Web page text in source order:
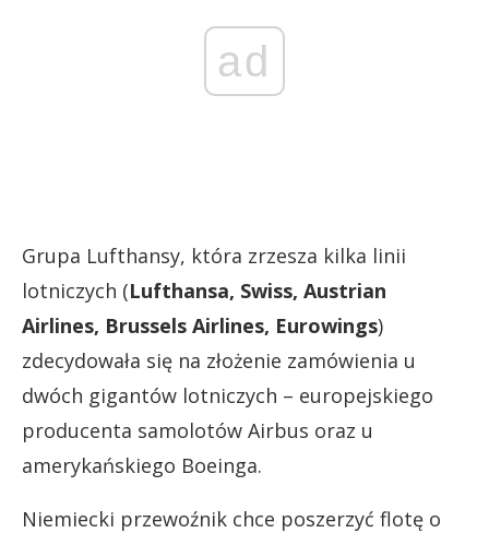
ad
Grupa Lufthansy, która zrzesza kilka linii
lotniczych (Lufthansa, Swiss, Austrian
Airlines, Brussels Airlines, Eurowings)
zdecydowała się na złożenie zamówienia u
dwóch gigantów lotniczych – europejskiego
producenta samolotów Airbus oraz u
amerykańskiego Boeinga.
Niemiecki przewoźnik chce poszerzyć flotę o